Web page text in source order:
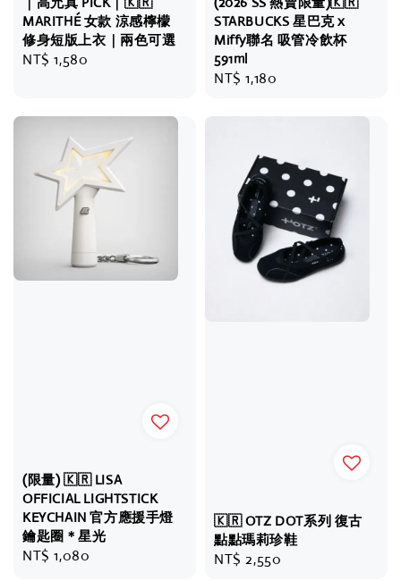
MARITHÉ 女款 涼感檸檬
修身短版上衣｜兩色可選
Regular
NT$ 1,580
STARBUCKS 星巴克 x
Miffy聯名 吸管冷飲杯
591ml
Regular
NT$ 1,180
(限量) 🇰🇷 LISA
OFFICIAL LIGHTSTICK
KEYCHAIN 官方應援手燈
鑰匙圈＊星光
Regular
NT$ 1,080
🇰🇷 OTZ DOT系列 復古
點點瑪莉珍鞋
Regular
NT$ 2,550